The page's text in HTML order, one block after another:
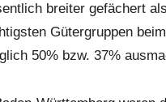
breiter gefächert
Gütergruppen
50% bzw. 37%